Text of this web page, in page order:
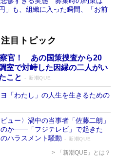
」も、組織に入った瞬間、「お前
注目トピック
官！ あの国策捜査から20
室で対峙した因縁の二人がい
こと
新潮QUE
「わたし」の人生を生きるための
ビュー〉渦中の当事者「佐藤二朗」
のか――「フジテレビ」で起きた
のハラスメント騒動
新潮QUE
「新潮QUE」とは？